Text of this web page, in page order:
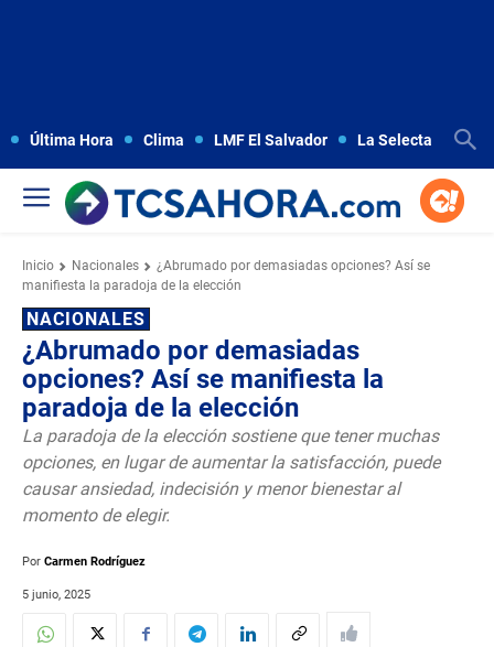
Última Hora Clima LMF El Salvador La Selecta
Inicio Nacionales
¿Abrumado por demasiadas opciones? Así se
manifiesta la paradoja de la elección
NACIONALES
¿Abrumado por demasiadas
opciones? Así se manifiesta la
paradoja de la elección
La paradoja de la elección sostiene que tener muchas
opciones, en lugar de aumentar la satisfacción, puede
causar ansiedad, indecisión y menor bienestar al
momento de elegir.
Por Carmen Rodríguez
5 junio, 2025